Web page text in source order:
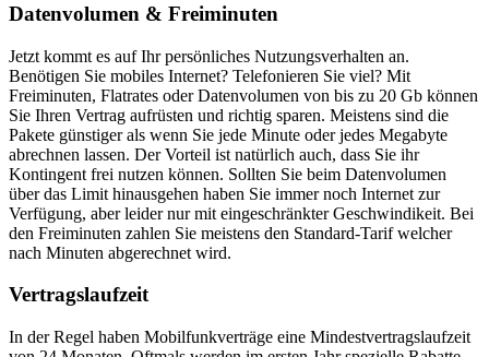
Datenvolumen & Freiminuten
Jetzt kommt es auf Ihr persönliches Nutzungsverhalten an.
Benötigen Sie mobiles Internet? Telefonieren Sie viel? Mit
Freiminuten, Flatrates oder Datenvolumen von bis zu 20 Gb können
Sie Ihren Vertrag aufrüsten und richtig sparen. Meistens sind die
Pakete günstiger als wenn Sie jede Minute oder jedes Megabyte
abrechnen lassen. Der Vorteil ist natürlich auch, dass Sie ihr
Kontingent frei nutzen können. Sollten Sie beim Datenvolumen
über das Limit hinausgehen haben Sie immer noch Internet zur
Verfügung, aber leider nur mit eingeschränkter Geschwindikeit. Bei
den Freiminuten zahlen Sie meistens den Standard-Tarif welcher
nach Minuten abgerechnet wird.
Vertragslaufzeit
In der Regel haben Mobilfunkverträge eine Mindestvertragslaufzeit